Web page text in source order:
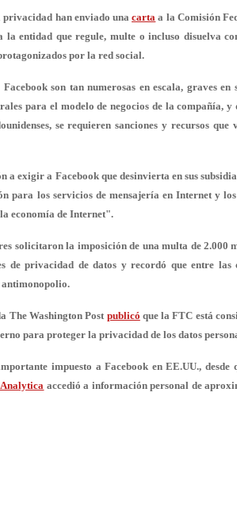
privacidad han enviado unacarta a la Comisión
la entidad que regule, multe o incluso disuelva
por la red social.
son tan numerosas en escala, graves
para el modelo de negocios de la compañía,
se requieren sanciones y recursos
aexigir a Facebook que desinvierta en sus
para los servicios de mensajería en Internet y
economía de Internet".
solicitaron la imposición de una multa de 2.000
de privacidad de datos y recordó que entre
antimonopolio.
The Washington Postpublicó que la FTC está
para proteger la privacidad de los datos
impuesto a Facebook en EE.UU.,
accedió a información personal de